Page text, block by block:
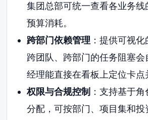
集团总部可统一查看各业务线
预算消耗。
跨部门依赖管理 ：提供可视
跨团队、跨部门的任务阻塞会
经理能直接在看板上定位卡点
权限与合规控制 ：支持基于
分配，可按部门、项目集和投